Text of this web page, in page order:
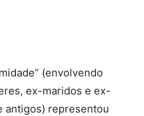
(envolvendo
ex-maridos e ex-
antigos) representou